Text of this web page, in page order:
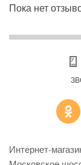
Пока нет
Интернет-